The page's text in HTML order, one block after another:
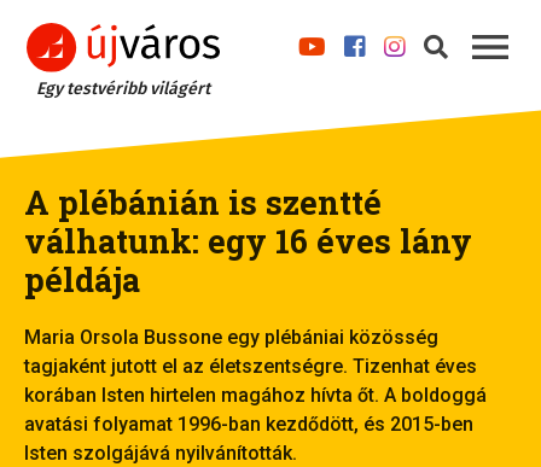
Egy testvéribb világért
A plébánián is szentté
válhatunk: egy 16 éves lány
példája
Maria Orsola Bussone egy plébániai közösség
tagjaként jutott el az életszentségre. Tizenhat éves
korában Isten hirtelen magához hívta őt. A boldoggá
avatási folyamat 1996-ban kezdődött, és 2015-ben
Isten szolgájává nyilvánították.